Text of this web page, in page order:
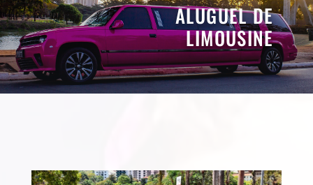
ALUGUEL DE
LIMOUSINE